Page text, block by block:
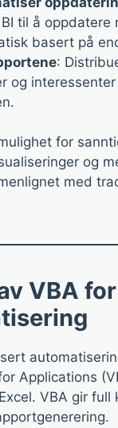
til å oppdatere
basert på
:
og
for
og
med
VBA
Applications
VBA gir full